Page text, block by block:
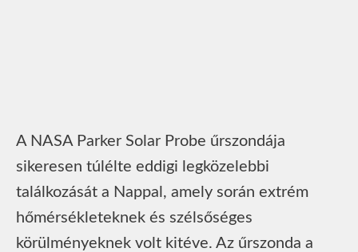
A NASA Parker Solar Probe űrszondája
sikeresen túlélte eddigi legközelebbi
találkozását a Nappal, amely során extrém
hőmérsékleteknek és szélsőséges
körülményeknek volt kitéve. Az űrszonda a